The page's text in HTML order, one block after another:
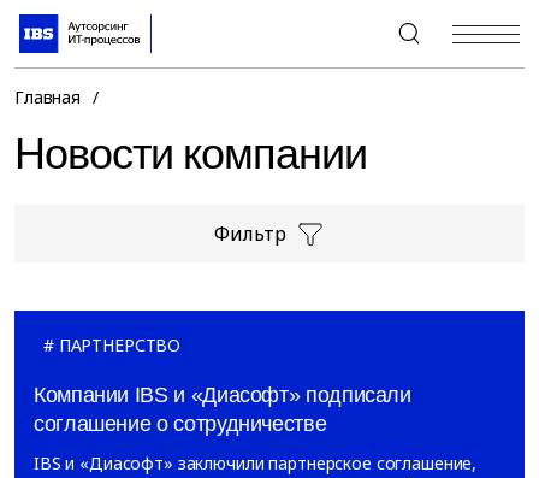
+7 (495) 967-80-80
Главная /
Новости компании
Фильтр
ПАРТНЕРСТВО
Компании IBS и «Диасофт» подписали
соглашение о сотрудничестве
IBS и «Диасофт» заключили партнерское соглашение,